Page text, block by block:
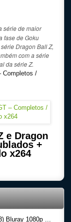
série de maior
fase de Goku
Dragon Ball Z,
com a série
da série Z.
Completos /
e Dragon
+
x264
– Torrent Download